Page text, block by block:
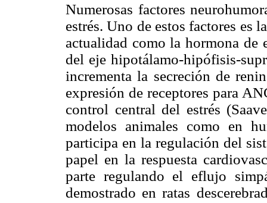
Numerosas factores
estrés. Uno de estos factores es
actualidad como la hormona de
del eje hipotálamo-hipófisis-
incrementa la secreción de
expresión de receptores para
control central del estrés
modelos animales como en
participa en la regulación del
papel en la respuesta
parte regulando el eflujo
demostrado en ratas